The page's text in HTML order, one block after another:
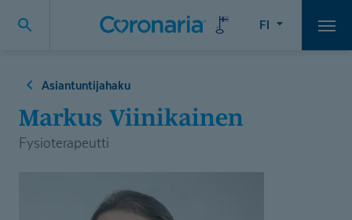
FI
Asiantuntijahaku
Markus Viinikainen
Fysioterapeutti